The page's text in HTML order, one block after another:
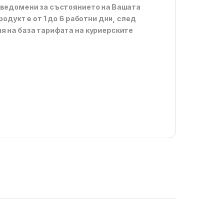
за състоянието на Вашата
е от 1 до 6 работни дни, след
база тарифата на куриерските